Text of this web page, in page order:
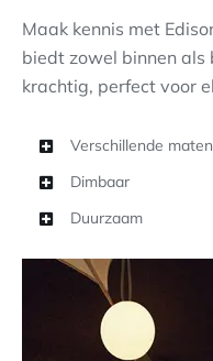
Maak kennis met
biedt zowel binnen als
krachtig, perfect voor
Verschillende maten
Dimbaar
Duurzaam